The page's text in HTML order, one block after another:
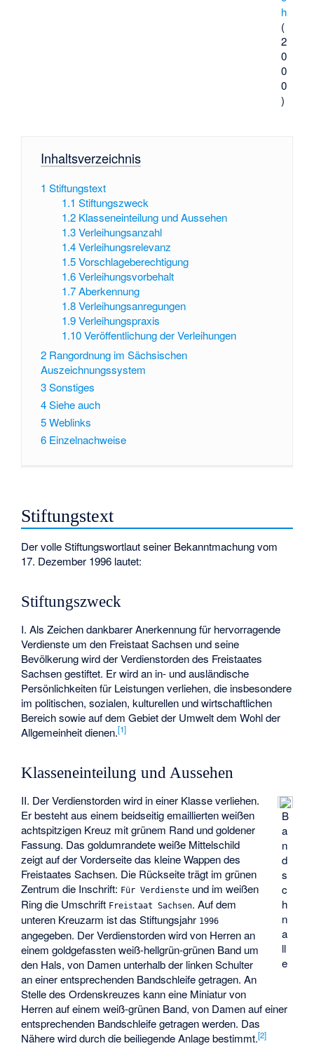
h
(
2
0
0
0
)
Inhaltsverzeichnis
1 Stiftungstext
1.1 Stiftungszweck
1.2 Klasseneinteilung und Aussehen
1.3 Verleihungsanzahl
1.4 Verleihungsrelevanz
1.5 Vorschlageberechtigung
1.6 Verleihungsvorbehalt
1.7 Aberkennung
1.8 Verleihungsanregungen
1.9 Verleihungspraxis
1.10 Veröffentlichung der Verleihungen
2 Rangordnung im Sächsischen
Auszeichnungssystem
3Sonstiges
4Siehe auch
5Weblinks
6 Einzelnachweise
Stiftungstext
Der volle Stiftungswortlaut seiner Bekanntmachung vom
17. Dezember 1996 lautet:
Stiftungszweck
I. Als Zeichen dankbarer Anerkennung für hervorragende
Verdienste um den Freistaat Sachsen und seine
Bevölkerung wird der Verdienstorden des Freistaates
Sachsen gestiftet. Er wird an in- und ausländische
Persönlichkeiten für Leistungen verliehen, die insbesondere
im politischen, sozialen, kulturellen und wirtschaftlichen
Bereich sowie auf dem Gebiet der Umwelt dem Wohl der
Allgemeinheit dienen.[1]
Klasseneinteilung und Aussehen
B
a
n
d
s
c
h
n
a
ll
e
II. Der Verdienstorden wird in einer Klasse verliehen.
Er besteht aus einem beidseitig emaillierten weißen
achtspitzigen Kreuz mit grünem Rand und goldener
Fassung. Das goldumrandete weiße Mittelschild
zeigt auf der Vorderseite das kleine Wappen des
Freistaates Sachsen. Die Rückseite trägt im grünen
Zentrum die Inschrift: Für Verdienste und im weißen
Ring die Umschrift Freistaat Sachsen. Auf dem
unteren Kreuzarm ist das Stiftungsjahr 1996
angegeben. Der Verdienstorden wird von Herren an
einem goldgefassten weiß-hellgrün-grünen Band um
den Hals, von Damen unterhalb der linken Schulter
an einer entsprechenden Bandschleife getragen. An
Stelle des Ordenskreuzes kann eine Miniatur von
Herren auf einem weiß-grünen Band, von Damen auf einer
entsprechenden Bandschleife getragen werden. Das
Nähere wird durch die beiliegende Anlage bestimmt.[2]